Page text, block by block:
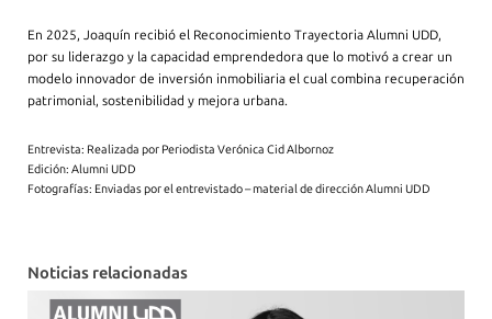
En 2025, Joaquín recibió el Reconocimiento Trayectoria Alumni UDD,
por su liderazgo y la capacidad emprendedora que lo motivó a crear un
modelo innovador de inversión inmobiliaria el cual combina recuperación
patrimonial, sostenibilidad y mejora urbana.
Entrevista: Realizada por Periodista Verónica Cid Albornoz
Edición: Alumni UDD
Fotografías: Enviadas por el entrevistado – material de dirección Alumni UDD
Noticias relacionadas